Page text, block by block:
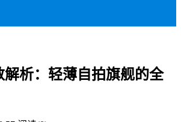
解析：轻薄自拍旗舰的全